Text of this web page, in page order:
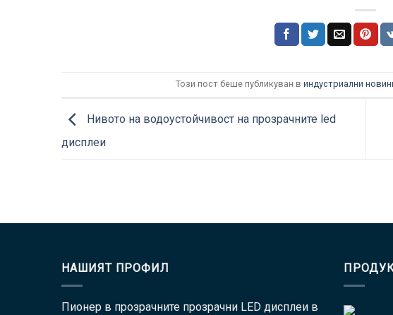
Този пост беше публикуван в индустриални
Нивото на водоустойчивост на прозрачните led
дисплеи
НАШИЯТ ПРОФИЛ
Пионер в прозрачните прозрачни LED дисплеи в